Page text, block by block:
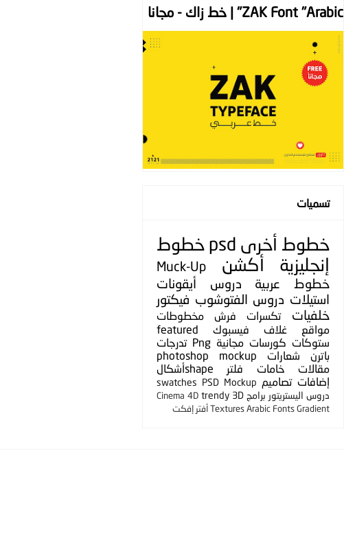
ZAK Font "Arabic" | خط زاك - مجانا
تسميات
خطوط أخرى psd خطوط
إنجليزية
أكشن
Muck-Up
خطوط عربية
دروس
أيقونات
استيلات دروس الفتوشوب فيكتور
خلفيات
تكسرات فرش
مخطوطات
مواقع
غلاف فيسبوك
featured
ستوكات كورسات مجانية Png تدرجات
باترن
شعارات
photoshop mockup
مقالات
خامات فلتر
shapeأشكال
إضافات تصاميم PSD Mockup
swatches
دروس اليستريتور برامج 3D
trendy
Cinema 4D
Gradient
Arabic Fonts
Texturesأفتر إفكت